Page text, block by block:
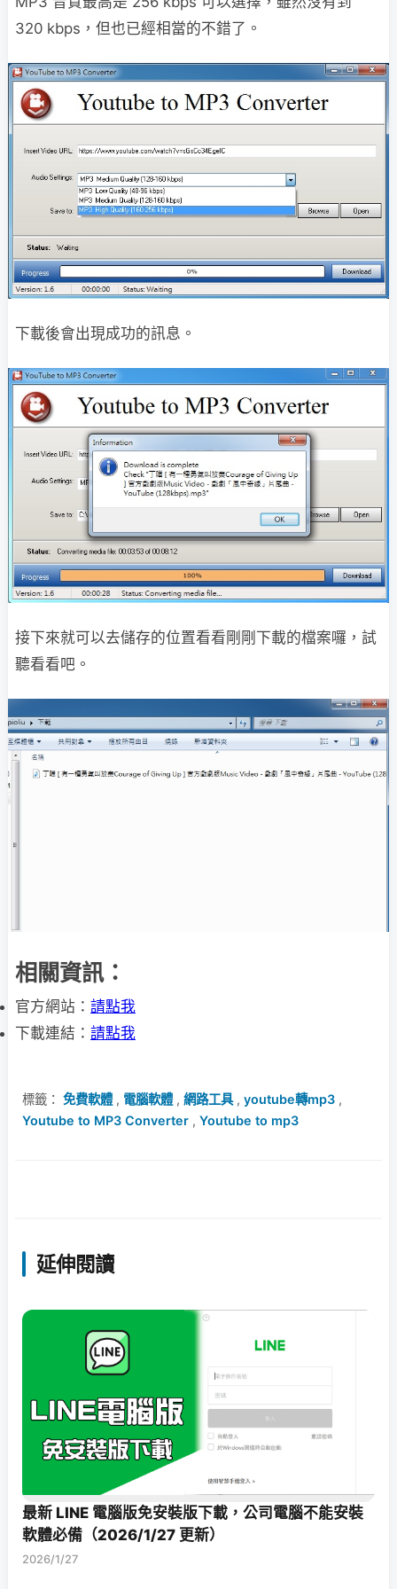
320 kbps，但也已經相當的不錯了。
下載後會出現成功的訊息。
接下來就可以去儲存的位置看看剛剛下載的檔案囉，試
聽看看吧。
相關資訊：
官方網站： 請點我
下載連結： 請點我
標籤： 免費軟體, 電腦軟體, 網路工具, youtube轉mp3 ,
Youtube to MP3 Converter , Youtube to mp3
延伸閱讀
最新 LINE 電腦版免安裝版下載，公司電腦不能安裝
軟體必備（2026/1/27 更新）
2026/1/27